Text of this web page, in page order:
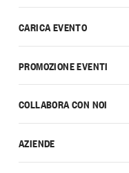
CARICA EVENTO
PROMOZIONE EVENTI
COLLABORA CON NOI
AZIENDE